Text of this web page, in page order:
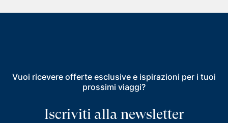
Vuoi ricevere offerte esclusive e ispirazioni per i tuoi
prossimi viaggi?
Iscriviti alla newsletter